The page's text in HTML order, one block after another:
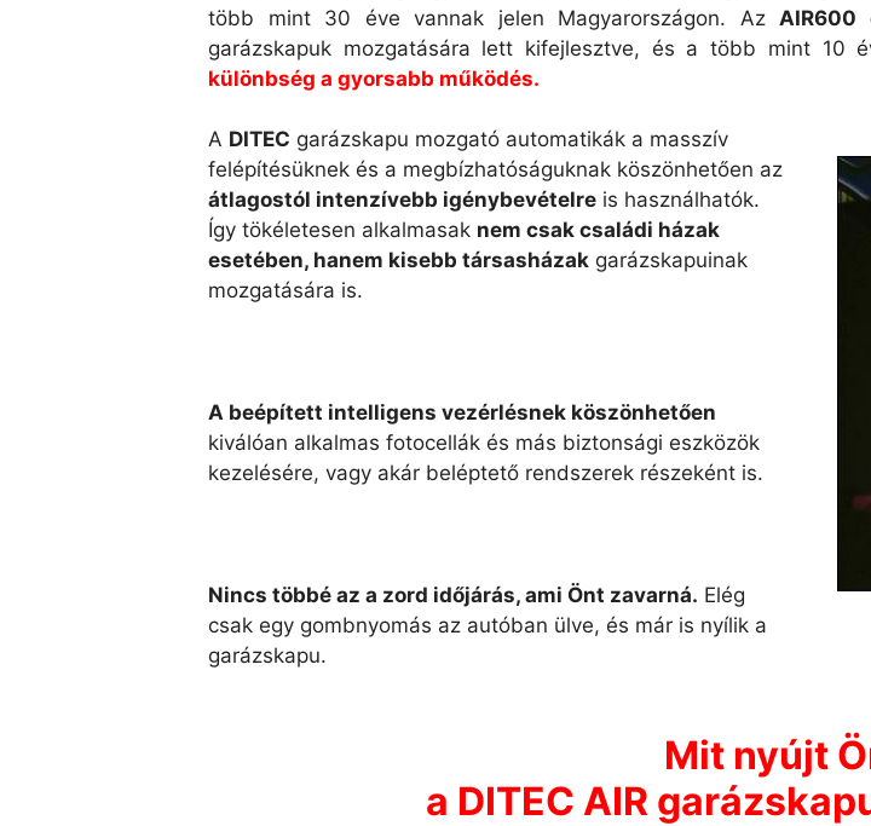
több mint 30 éve vannak jelen Magyarországon. Az AIR600
garázskapuk mozgatására lett kifejlesztve, és a több mint 10
különbség a gyorsabb működés.
A DITEC garázskapu mozgató automatikák a masszív
felépítésüknek és a megbízhatóságuknak köszönhetően az
átlagostól intenzívebb igénybevételre is használhatók.
Így tökéletesen alkalmasak nem csak családi házak
esetében, hanem kisebb társasházak garázskapuinak
mozgatására is.
A beépített intelligens vezérlésnek köszönhetően
kiválóan alkalmas fotocellák és más biztonsági eszközök
kezelésére, vagy akár beléptető rendszerek részeként is.
Nincs többé az a zord időjárás, ami Önt zavarná. Elég
csak egy gombnyomás az autóban ülve, és már is nyílik a
garázskapu.
Mit nyújt
a DITEC AIR